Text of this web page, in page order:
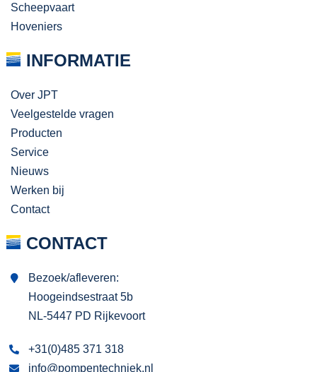
Scheepvaart
Hoveniers
INFORMATIE
Over JPT
Veelgestelde vragen
Producten
Service
Nieuws
Werken bij
Contact
CONTACT
Bezoek/afleveren:
Hoogeindsestraat 5b
NL-5447 PD Rijkevoort
+31(0)485 371 318
info@pompentechniek.nl